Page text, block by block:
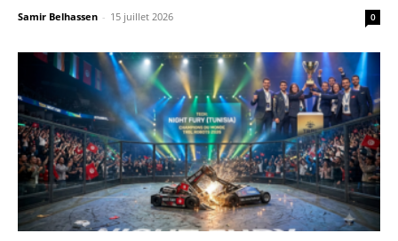
Samir Belhassen - 15 juillet 2026 0